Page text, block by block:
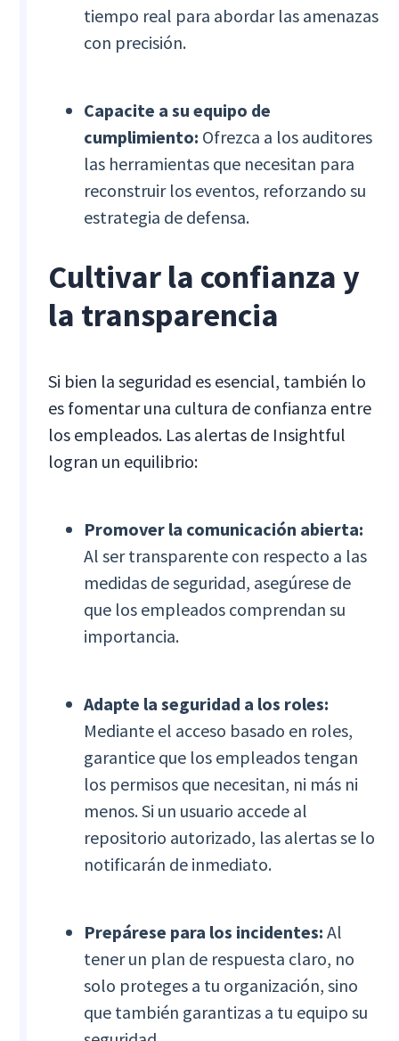
tiempo real para abordar las amenazas
con precisión.
Capacite a su equipo de
cumplimiento: Ofrezca a los auditores
las herramientas que necesitan para
reconstruir los eventos, reforzando su
estrategia de defensa.
Cultivar la confianza y
la transparencia
Si bien la seguridad es esencial, también lo
es fomentar una cultura de confianza entre
los empleados. Las alertas de Insightful
logran un equilibrio:
Promover la comunicación abierta:
Al ser transparente con respecto a las
medidas de seguridad, asegúrese de
que los empleados comprendan su
importancia.
Adapte la seguridad a los roles:
Mediante el acceso basado en roles,
garantice que los empleados tengan
los permisos que necesitan, ni más ni
menos. Si un usuario accede al
repositorio autorizado, las alertas se lo
notificarán de inmediato.
Prepárese para los incidentes: Al
tener un plan de respuesta claro, no
solo proteges a tu organización, sino
que también garantizas a tu equipo su